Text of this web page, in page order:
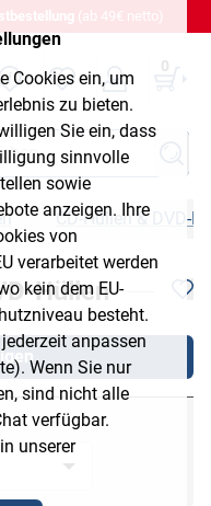
Cookies ein, um
zu bieten.
Sie ein, dass
sinnvolle
sowie
anzeigen. Ihre
von
verarbeitet werden
kein dem EU-
besteht.
anpassen
Wenn Sie nur
sind nicht alle
verfügbar.
unserer
(ab 49€ netto)
0
CD-Hüllen & DVD-
Hüllen